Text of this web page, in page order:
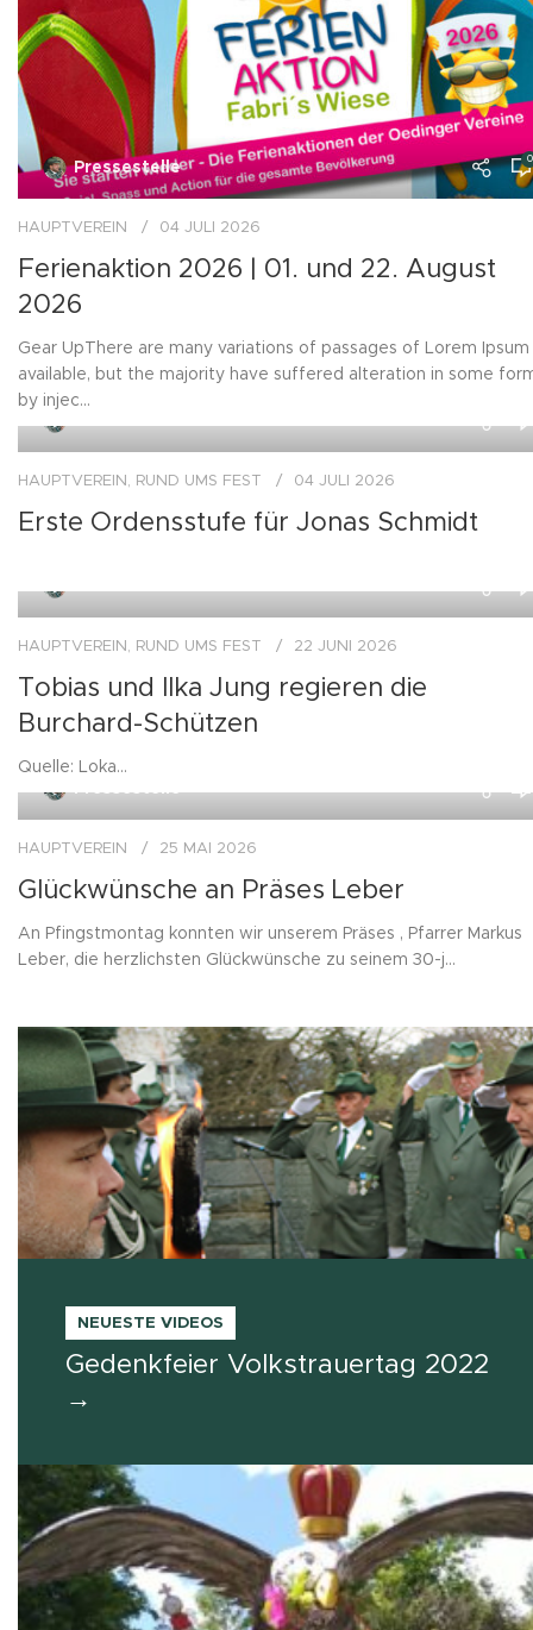
Pressestelle
0
HAUPTVEREIN 04 JULI 2026
Ferienaktion 2026 | 01. und 22. August
2026
Gear UpThere are many variations of passages of Lorem Ipsum
available, but the majority have suffered alteration in some
by injec...
HAUPTVEREIN , RUND UMS FEST 04 JULI 2026
Erste Ordensstufe für Jonas Schmidt
HAUPTVEREIN , RUND UMS FEST 22 JUNI 2026
Tobias und Ilka Jung regieren die
Burchard-Schützen
Quelle: Loka...
HAUPTVEREIN 25 MAI 2026
Glückwünsche an Präses Leber
An Pfingstmontag konnten wir unserem Präses , Pfarrer Markus
Leber, die herzlichsten Glückwünsche zu seinem 30-j...
NEUESTE VIDEOS
Gedenkfeier Volkstrauertag 2022
→